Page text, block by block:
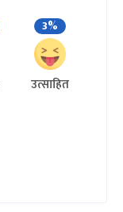
3%
उत्साहित